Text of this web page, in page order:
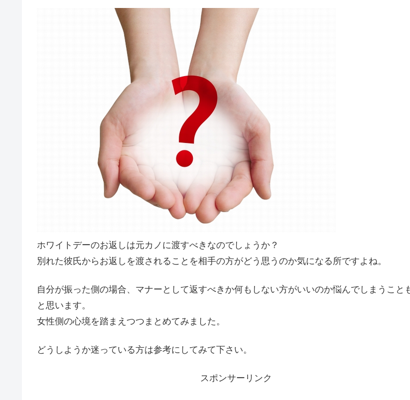
ホワイトデーのお返しは元カノに渡すべきなのでしょうか？
別れた彼氏からお返しを渡されることを相手の方がどう思うのか気になる所ですよね。
自分が振った側の場合、マナーとして返すべきか何もしない方がいいのか悩んでしまうこと
と思います。
女性側の心境を踏まえつつまとめてみました。
どうしようか迷っている方は参考にしてみて下さい。
スポンサーリンク